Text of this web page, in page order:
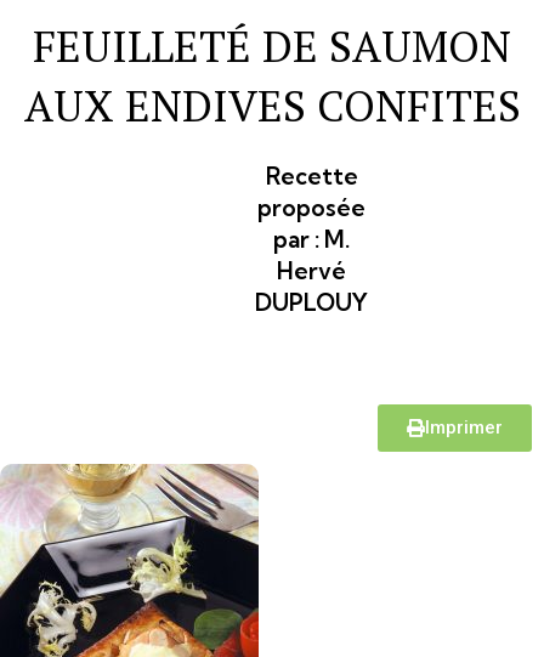
FEUILLETÉ DE SAUMON
AUX ENDIVES CONFITES
Recette
proposée
par : M.
Hervé
DUPLOUY
Imprimer